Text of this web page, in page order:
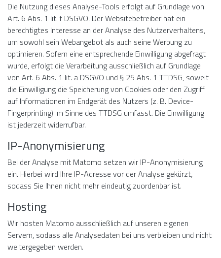
Die Nutzung dieses Analyse-Tools erfolgt auf Grundlage von
Art. 6 Abs. 1 lit. f DSGVO. Der Websitebetreiber hat ein
berechtigtes Interesse an der Analyse des Nutzerverhaltens,
um sowohl sein Webangebot als auch seine Werbung zu
optimieren. Sofern eine entsprechende Einwilligung abgefragt
wurde, erfolgt die Verarbeitung ausschließlich auf Grundlage
von Art. 6 Abs. 1 lit. a DSGVO und § 25 Abs. 1 TTDSG, soweit
die Einwilligung die Speicherung von Cookies oder den Zugriff
auf Informationen im Endgerät des Nutzers (z. B. Device-
Fingerprinting) im Sinne des TTDSG umfasst. Die Einwilligung
ist jederzeit widerrufbar.
IP-Anonymisierung
Bei der Analyse mit Matomo setzen wir IP-Anonymisierung
ein. Hierbei wird Ihre IP-Adresse vor der Analyse gekürzt,
sodass Sie Ihnen nicht mehr eindeutig zuordenbar ist.
Hosting
Wir hosten Matomo ausschließlich auf unseren eigenen
Servern, sodass alle Analysedaten bei uns verbleiben und nicht
weitergegeben werden.